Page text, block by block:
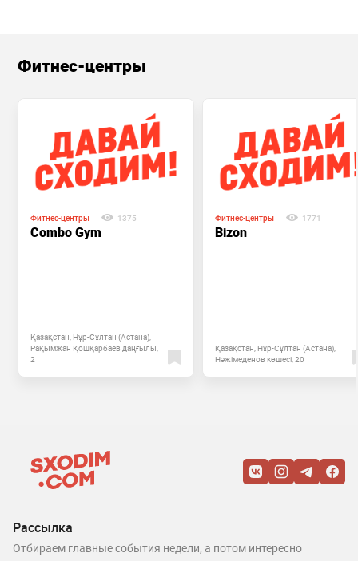
Фитнес-центры
Фитнес-центры 1375
Combo Gym
Қазақстан, Нұр-Сұлтан (Астана),
Рақымжан Қошқарбаев даңғылы,
2
Фитнес-центры 1771
Bizon
Қазақстан, Нұр-Сұлтан (Астана),
Нәжімеденов көшесі, 20
Рассылка
Отбираем главные события недели, а потом интересно